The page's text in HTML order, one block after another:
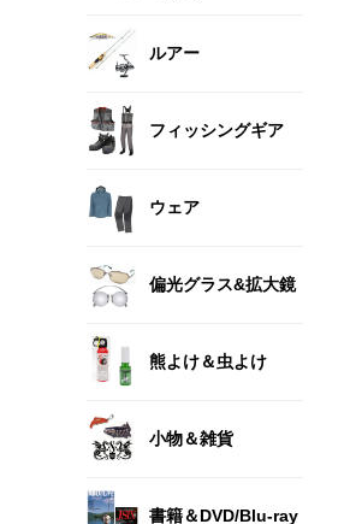
ルアー
フィッシングギア
ウェア
偏光グラス&拡大鏡
熊よけ＆虫よけ
小物＆雑貨
書籍＆DVD/Blu-ray